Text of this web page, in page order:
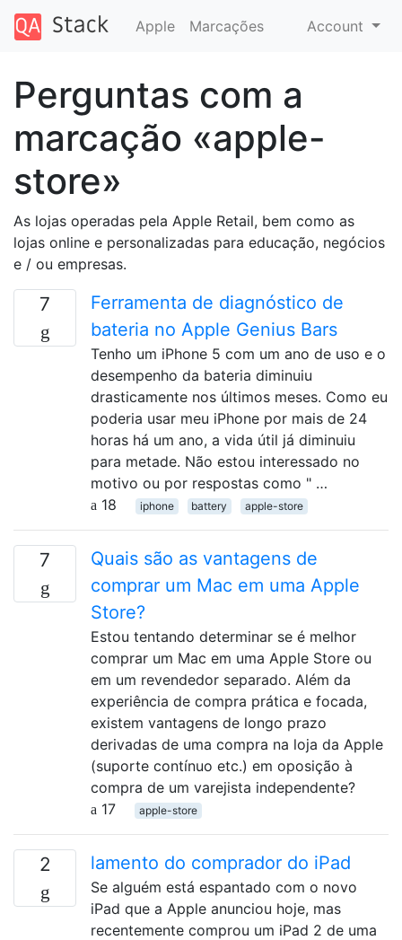
Apple Marcações Account
Perguntas com a
marcação «apple-
store»
As lojas operadas pela Apple Retail, bem como as
lojas online e personalizadas para educação, negócios
e / ou empresas.
7
Ferramenta de diagnóstico de
bateria no Apple Genius Bars
Tenho um iPhone 5 com um ano de uso e o
desempenho da bateria diminuiu
drasticamente nos últimos meses. Como eu
poderia usar meu iPhone por mais de 24
horas há um ano, a vida útil já diminuiu
para metade. Não estou interessado no
motivo ou por respostas como " …
18
iphone battery apple-store
7
Quais são as vantagens de
comprar um Mac em uma Apple
Store?
Estou tentando determinar se é melhor
comprar um Mac em uma Apple Store ou
em um revendedor separado. Além da
experiência de compra prática e focada,
existem vantagens de longo prazo
derivadas de uma compra na loja da Apple
(suporte contínuo etc.) em oposição à
compra de um varejista independente?
17
apple-store
2 lamento do comprador do iPad
Se alguém está espantado com o novo
iPad que a Apple anunciou hoje, mas
recentemente comprou um iPad 2 de uma